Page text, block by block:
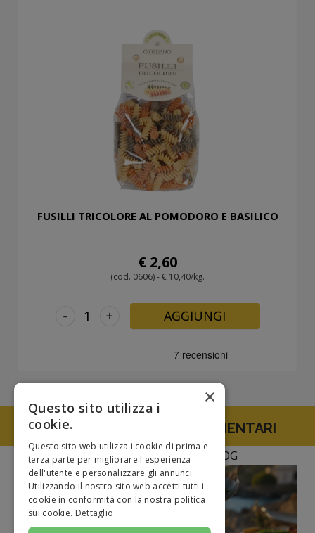
FUSILLI TRICOLORE AL POMODORO E BASILICO
€ 2,60
(cod. 0606) - € 10,40/kg.
+
- AGGIUNGI
TUTTE LE SPECIALITA' ALIMENTARI
NEWS E CURIOSITà DAL BLOG
×
Questo sito utilizza i
cookie.
Questo sito web utilizza i cookie di prima e
terza parte per migliorare l'esperienza
dell'utente e personalizzare gli annunci.
Utilizzando il nostro sito web accetti tutti i
cookie in conformità con la nostra politica
sui cookie. Dettaglio